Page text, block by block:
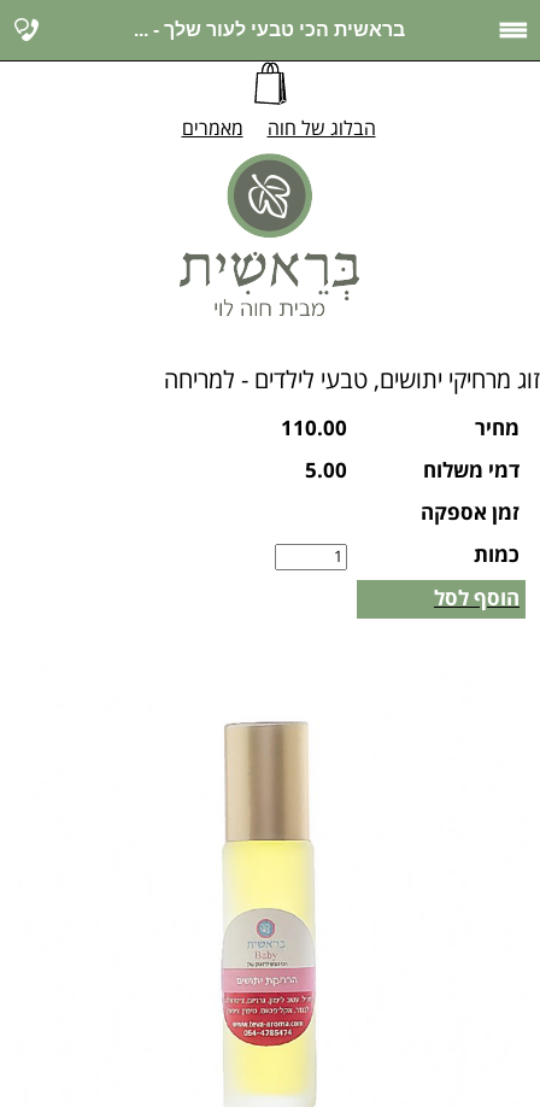
בראשית הכי טבעי לעור שלך - ...
הבלוג של חוה מאמרים
זוג מרחיקי יתושים, טבעי לילדים - למריחה
מחיר
110.00
דמי משלוח
5.00
זמן אספקה
כמות
הוסף לסל